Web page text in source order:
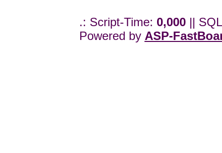
.: Script-Time: 0,000||
Powered by ASP-